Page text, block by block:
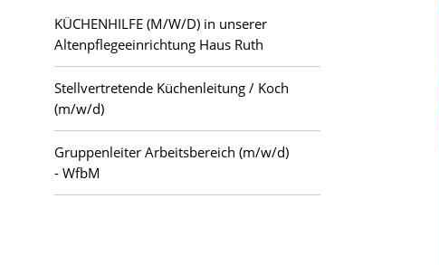
Berlin
Bezirk Pankow
Caputh
Forst (Lausitz)
Sonstige Tätigkeitsfelder
KÜCHENHILFE (M/W/D) in unserer
Altenpflegeeinrichtung Haus Ruth
Stellvertretende Küchenleitung / Koch
(m/w/d)
Gruppenleiter Arbeitsbereich (m/w/d)
- WfbM